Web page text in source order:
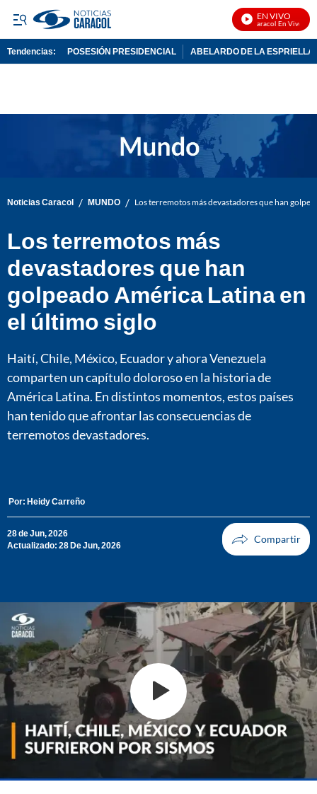
EN VIVO
Noticias Caracol En Vivo
Tendencias: POSESIÓN PRESIDENCIAL ABELARDO DE LA ESPRIELLA
Noticias Caracol / MUNDO / Los terremotos más devastadores que han
Los terremotos más
devastadores que han
golpeado América Latina en
el último siglo
Haití, Chile, México, Ecuador y ahora Venezuela
comparten un capítulo doloroso en la historia de
América Latina. En distintos momentos, estos países
han tenido que afrontar las consecuencias de
terremotos devastadores.
Por: Heidy Carreño
28 de Jun, 2026
Actualizado: 28 De Jun, 2026